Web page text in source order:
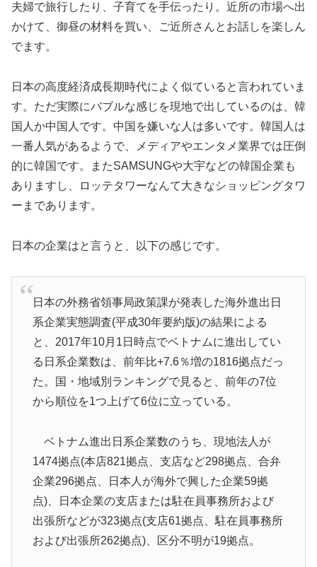
夫婦で旅行したり、子育てを手伝ったり。近所の市場へ出
かけて、御昼の材料を買い、ご近所さんとお話しを楽しん
でます。
日本の高度経済成長期時代によく似ていると言われていま
す。ただ実際にバブルな感じを現地で出しているのは、韓
国人か中国人です。中国を嫌いな人は多いです。韓国人は
一番人気があるようで、メディアやエンタメ業界では圧倒
的に韓国です。またSAMSUNGや大宇などの韓国企業も
ありますし、ロッテタワーなんて大きなショッピングタワ
ーまであります。
日本の企業はと言うと、以下の感じです。
日本の外務省領事局政策課が発表した海外進出日
系企業実態調査(平成30年要約版)の結果による
と、2017年10月1日時点でベトナムに進出してい
る日系企業数は、前年比+7.6％増の1816拠点だっ
た。国・地域別ランキングで見ると、前年の7位
から順位を1つ上げて6位に立っている。
ベトナム進出日系企業数のうち、現地法人が
1474拠点(本店821拠点、支店など298拠点、合弁
企業296拠点、日本人が海外で興した企業59拠
点)、日本企業の支店または駐在員事務所および
出張所などが323拠点(支店61拠点、駐在員事務所
および出張所262拠点)、区分不明が19拠点。